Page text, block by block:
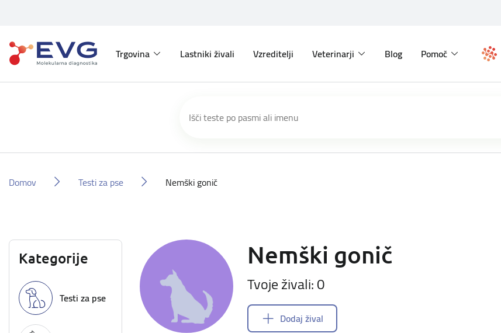
Trgovina Lastniki živali Vzreditelji Veterinarji Blog Pomoč
Domov Testi za pse Nemški gonič
Kategorije
Testi za pse
Nemški gonič
Tvoje živali: 0
Dodaj žival